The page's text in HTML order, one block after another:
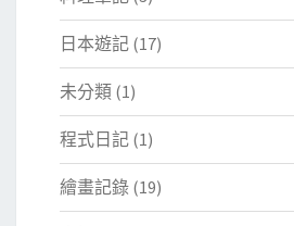
日本遊記 (17)
未分類 (1)
程式日記 (1)
繪畫記錄 (19)